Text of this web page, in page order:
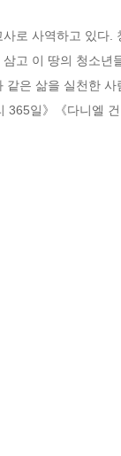
로 사역하고 있다
고 이 땅의 청소년
은 삶을 실천한
365일》《다니엘